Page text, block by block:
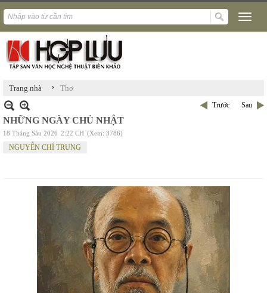
Trang nhà › Thơ
Trước Sau
NHỮNG NGÀY CHỦ NHẬT
18 Tháng Sáu 2026 2:22 CH (Xem: 3786)
NGUYỄN CHÍ TRUNG